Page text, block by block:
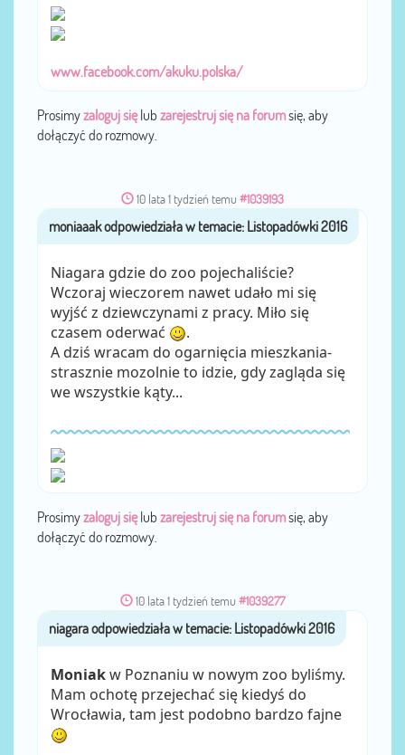
www.facebook.com/akuku.polska/
Prosimyzaloguj sięlub zarejestruj się na forumsię, aby
dołączyć do rozmowy.
10 lata 1 tydzień temu #1039193
przezmoniaaak
Niagara gdzie do zoo pojechaliście?
Wczoraj wieczorem nawet udało mi się
wyjść z dziewczynami z pracy. Miło się
czasem oderwać
.
A dziś wracam do ogarnięcia mieszkania-
strasznie mozolnie to idzie, gdy zagląda się
we wszystkie kąty...
Prosimyzaloguj sięlub zarejestruj się na forumsię, aby
dołączyć do rozmowy.
10 lata 1 tydzień temu #1039277
przezniagara
Moniakw Poznaniu w nowym zoo byliśmy.
Mam ochotę przejechać się kiedyś do
Wrocławia, tam jest podobno bardzo fajne